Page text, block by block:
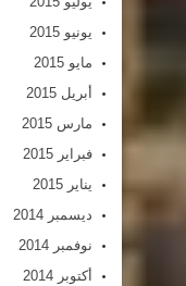
يونيو 2015
مايو 2015
أبريل 2015
مارس 2015
فبراير 2015
يناير 2015
ديسمبر 2014
نوفمبر 2014
أكتوبر 2014